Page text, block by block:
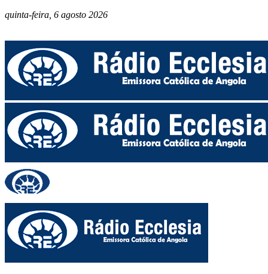
quinta-feira, 6 agosto 2026